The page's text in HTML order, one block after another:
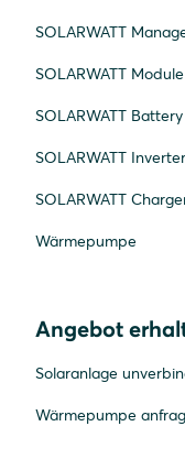
SOLARWATT
SOLARWATT Module
SOLARWATT
SOLARWATT
SOLARWATT
Wärmepumpe
Angebot
Solaranlage
Wärmepumpe